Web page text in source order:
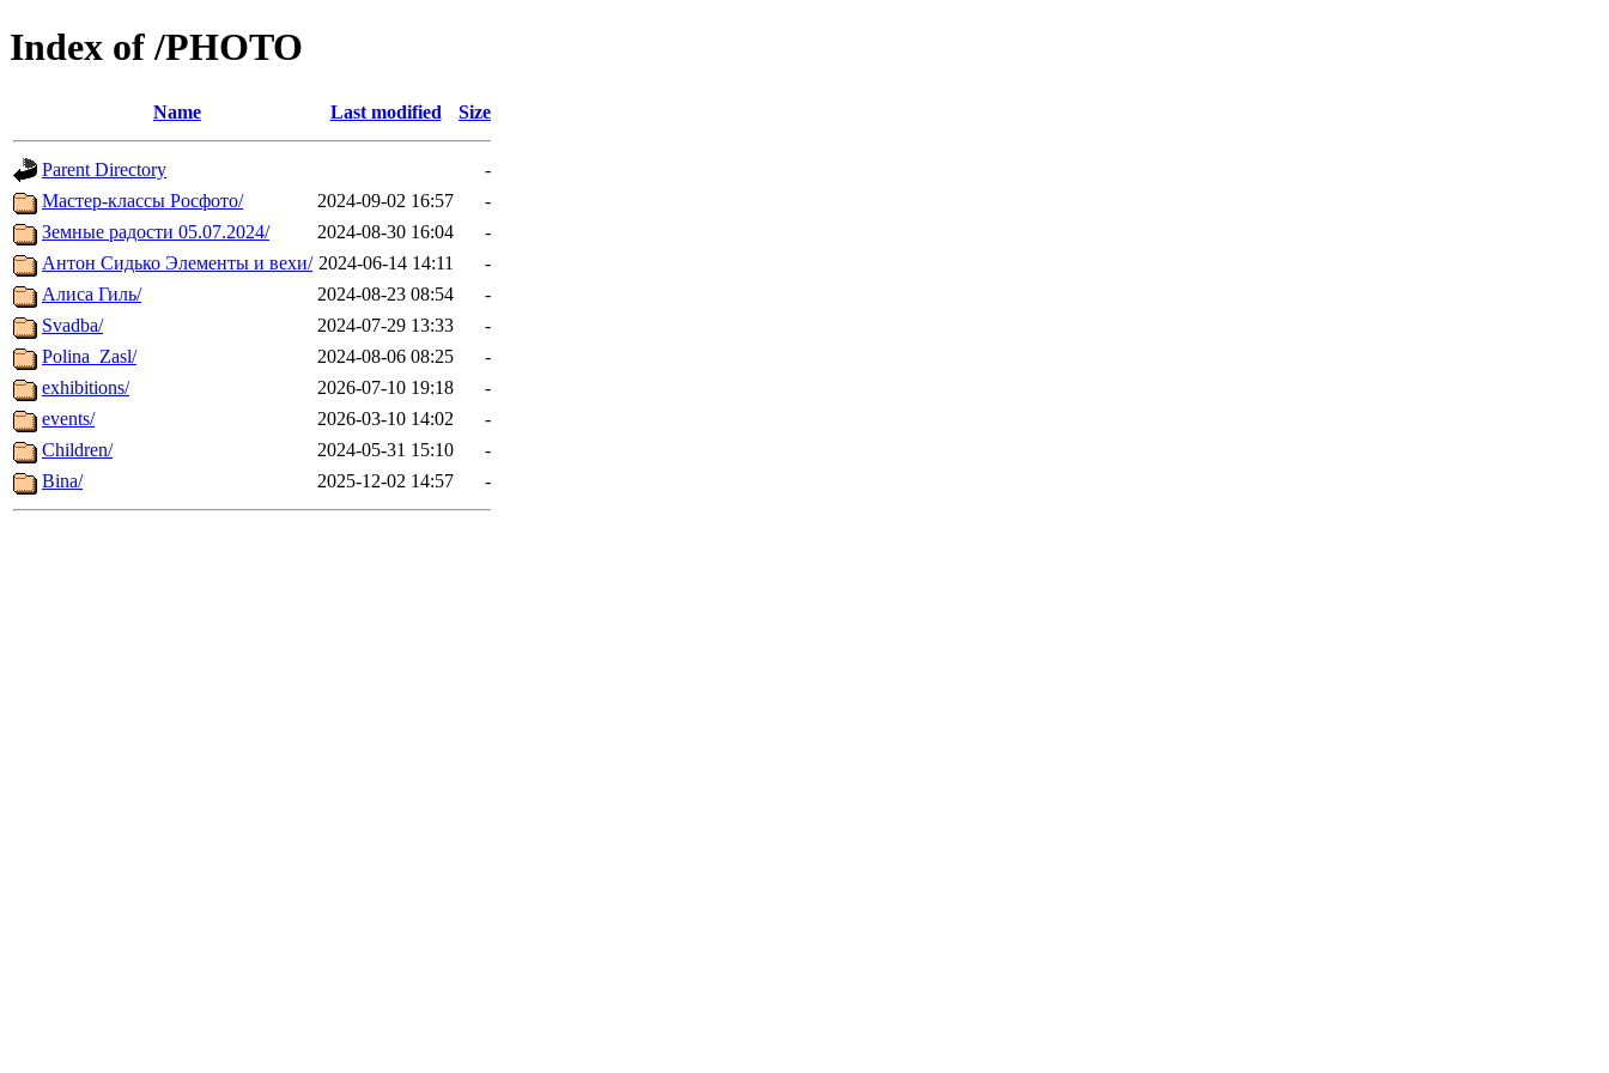
Index of /PHOTO
Name Last modified Size
Parent Directory
-
Мастер-классы Росфото/
2024-09-02 16:57
-
Земные радости 05.07.2024/
2024-08-30 16:04
-
Антон Сидько Элементы и вехи/ 2024-06-14 14:11
-
Алиса Гиль/
2024-08-23 08:54
-
Svadba/
2024-07-29 13:33
-
Polina_Zasl/
2024-08-06 08:25
-
exhibitions/
2026-07-10 19:18
-
events/
2026-03-10 14:02
-
Children/
2024-05-31 15:10
-
Bina/
2025-12-02 14:57 -